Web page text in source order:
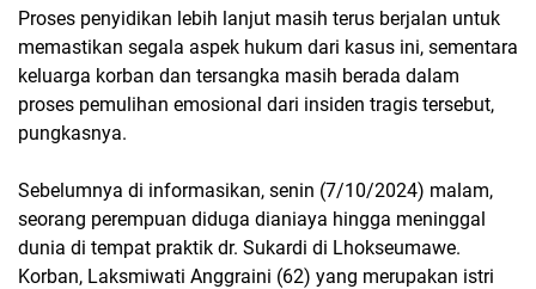
Proses penyidikan lebih lanjut masih terus berjalan untuk
memastikan segala aspek hukum dari kasus ini, sementara
keluarga korban dan tersangka masih berada dalam
proses pemulihan emosional dari insiden tragis tersebut,
pungkasnya.
Sebelumnya di informasikan, senin (7/10/2024) malam,
seorang perempuan diduga dianiaya hingga meninggal
dunia di tempat praktik dr. Sukardi di Lhokseumawe.
Korban, Laksmiwati Anggraini (62) yang merupakan istri